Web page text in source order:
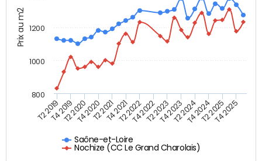
Prix au m2
Saône-et-Loire
Nochize (CC Le Grand Charolais)
T2 2019T4 2019T2 2020T4 2020T2 2021T4 2021T2 2022T4 2022T2 2023T4 2023T2 2024T4 2024T2 2025T4 2025
800
1000
1200